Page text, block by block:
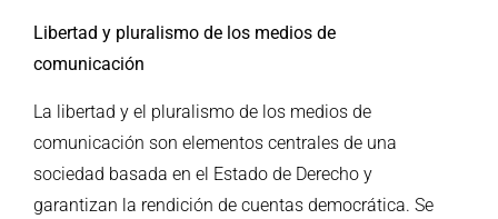
Libertad y pluralismo de los medios de
comunicación
La libertad y el pluralismo de los medios de
comunicación son elementos centrales de una
sociedad basada en el Estado de Derecho y
garantizan la rendición de cuentas democrática. Se